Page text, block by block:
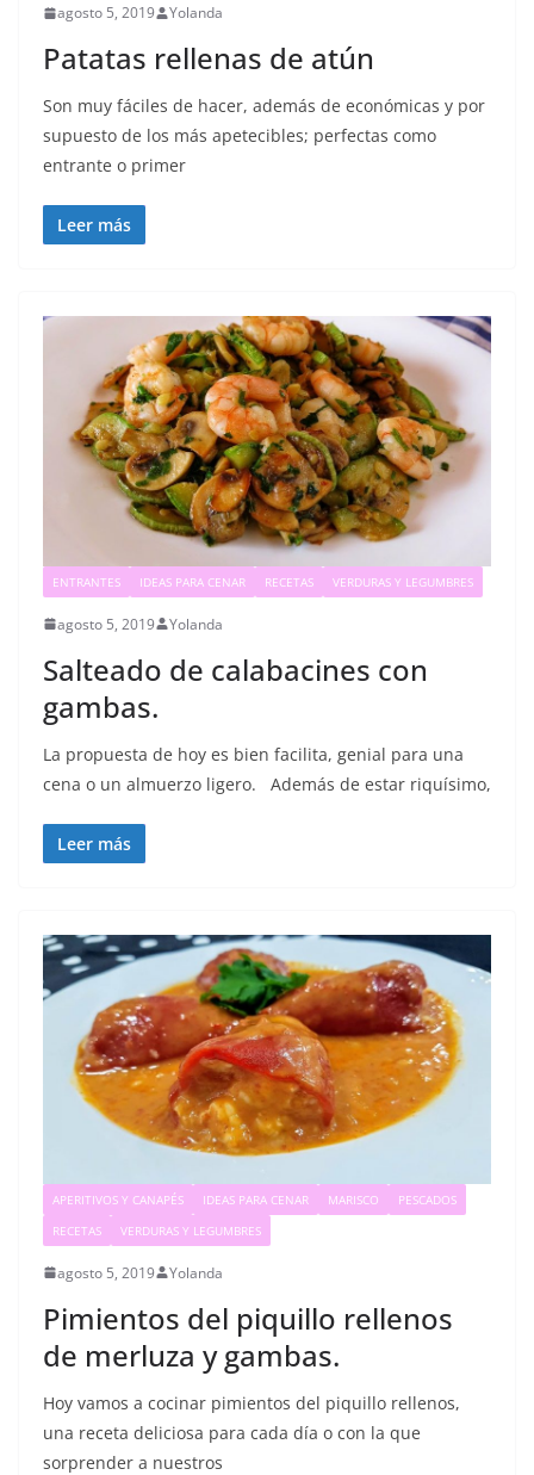
agosto 5, 2019 Yolanda
Patatas rellenas de atún
Son muy fáciles de hacer, además de económicas y por
supuesto de los más apetecibles; perfectas como
entrante o primer
Leer más
ENTRANTES IDEAS PARA CENAR RECETAS VERDURAS Y LEGUMBRES
agosto 5, 2019 Yolanda
Salteado de calabacines con
gambas.
La propuesta de hoy es bien facilita, genial para una
cena o un almuerzo ligero. Además de estar riquísimo,
Leer más
APERITIVOS Y CANAPÉS IDEAS PARA CENAR MARISCO
PESCADOS
RECETAS
VERDURAS Y LEGUMBRES
agosto 5, 2019 Yolanda
Pimientos del piquillo rellenos
de merluza y gambas.
Hoy vamos a cocinar pimientos del piquillo rellenos,
una receta deliciosa para cada día o con la que
sorprender a nuestros